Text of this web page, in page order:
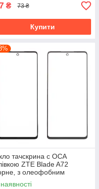
₴ 73 ₴
Купити
тачскрина c OCA
ZTE Blade A72
з олеофобним
загартоване